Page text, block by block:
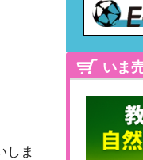
しま
いま